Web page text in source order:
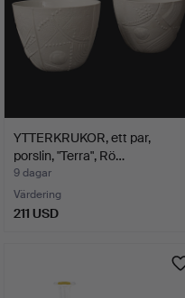
YTTERKRUKOR, ett par,
porslin, "Terra", Rö…
9 dagar
Värdering
211 USD